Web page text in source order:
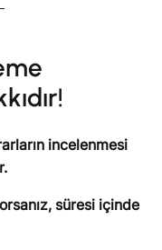
incelenmesi
süresi içinde